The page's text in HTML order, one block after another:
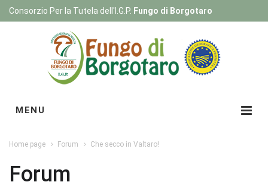
Consorzio Per la Tutela dell'I.G.P. Fungo di Borgotaro
MENU
Home page Forum Che secco in Valtaro!
Forum